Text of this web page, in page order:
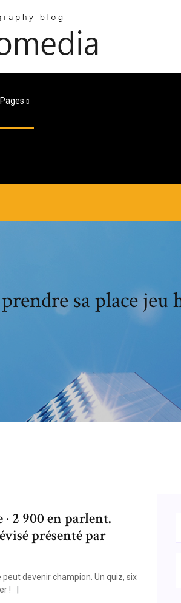
Pages
sa place jeu
2 900 en parlent.
présenté par
devenir champion. Un quiz, six
!